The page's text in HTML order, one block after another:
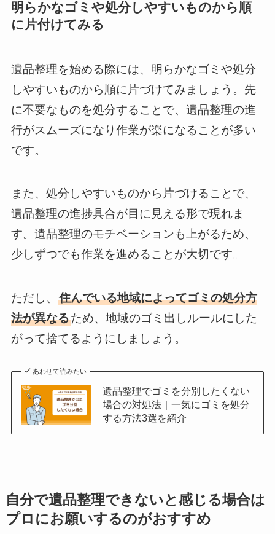
明らかなゴミや処分しやすいものから順
に片付けてみる
遺品整理を始める際には、明らかなゴミや処分
しやすいものから順に片づけてみましょう。先
に不要なものを処分することで、遺品整理の進
行がスムーズになり作業が楽になることが多い
です。
また、処分しやすいものから片づけることで、
遺品整理の進捗具合が目に見える形で現れま
す。遺品整理のモチベーションも上がるため、
少しずつでも作業を進めることが大切です。
ただし、 住んでいる地域によってゴミの処分方
法が異なるため、地域のゴミ出しルールにした
がって捨てるようにしましょう。
あわせて読みたい
遺品整理でゴミを分別したくない
場合の対処法｜一気にゴミを処分
する方法3選を紹介
自分で遺品整理できないと感じる場合は
プロにお願いするのがおすすめ